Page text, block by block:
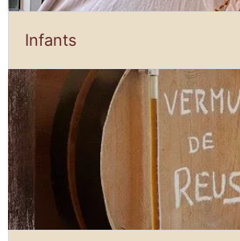
Infants